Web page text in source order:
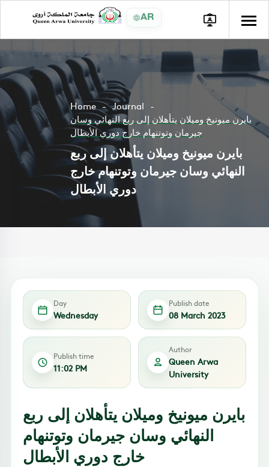
AR
Home
Journal
بايرن ميونيخ وميلان يتأهلان إلى ربع النهائي وسان
جيرمان وتوتنهام خارج دوري الأبطال
بايرن ميونيخ وميلان يتأهلان إلى ربع
النهائي وسان جيرمان وتوتنهام خارج
دوري الأبطال
Day
Wednesday
Publish date
08 March 2023
Publish time
11:02 PM
Author
Queen Arwa
University
بايرن ميونيخ وميلان يتأهلان إلى ربع
النهائي وسان جيرمان وتوتنهام
خارج دوري الأبطال